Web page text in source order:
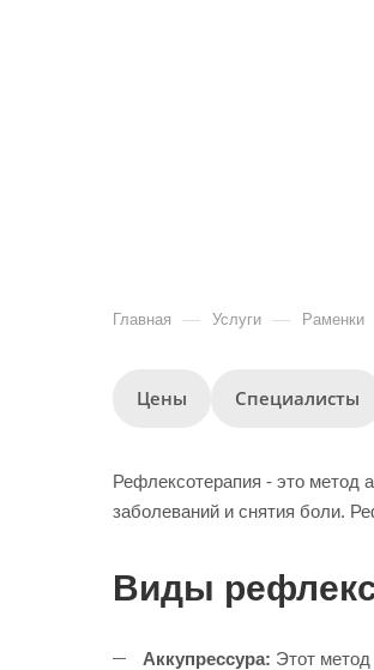
Главная — Услуги — Раменки
Цены Специалисты
Рефлексотерапия - это метод
заболеваний и снятия боли.
Виды
Аккупрессура: Этот